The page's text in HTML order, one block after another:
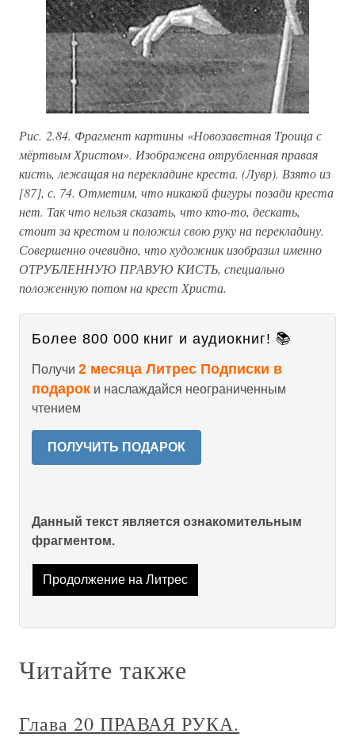
Рис. 2.84. Фрагмент картины «Новозаветная Троица с
мёртвым Христом». Изображена отрубленная правая
кисть, лежащая на перекладине креста. (Лувр). Взято из
[87], с. 74. Отметим, что никакой фигуры позади креста
нет. Так что нельзя сказать, что кто-то, дескать,
стоит за крестом и положил свою руку на перекладину.
Совершенно очевидно, что художник изобразил именно
ОТРУБЛЕННУЮ ПРАВУЮ КИСТЬ, специально
положенную потом на крест Христа.
Более 800 000 книг и аудиокниг! 📚
Получи 2 месяца Литрес Подписки в
подарок и наслаждайся неограниченным
чтением
ПОЛУЧИТЬ ПОДАРОК
Данный текст является ознакомительным
фрагментом.
Продолжение на Литрес
Читайте также
Глава 20 ПРАВАЯ РУКА.